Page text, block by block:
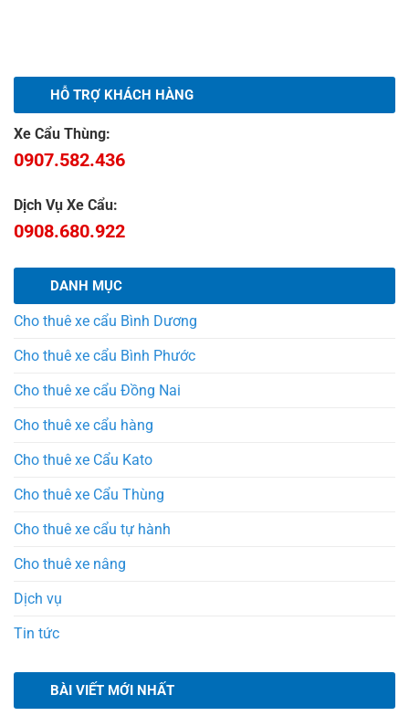
HỖ TRỢ KHÁCH HÀNG
Xe Cẩu Thùng:
0907.582.436
Dịch Vụ Xe Cẩu:
0908.680.922
DANH MỤC
Cho thuê xe cẩu Bình Dương
Cho thuê xe cẩu Bình Phước
Cho thuê xe cẩu Đồng Nai
Cho thuê xe cẩu hàng
Cho thuê xe Cẩu Kato
Cho thuê xe Cẩu Thùng
Cho thuê xe cẩu tự hành
Cho thuê xe nâng
Dịch vụ
Tin tức
BÀI VIẾT MỚI NHẤT